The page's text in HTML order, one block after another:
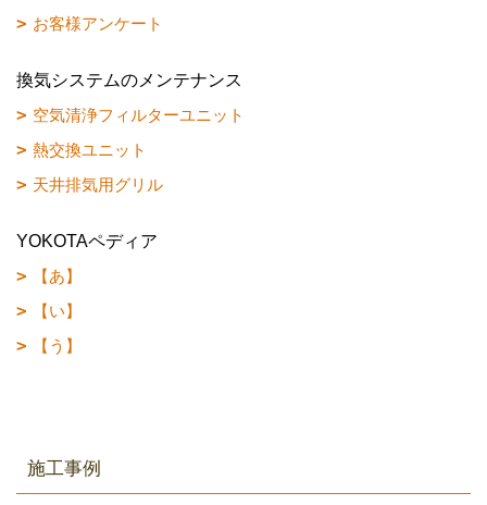
お客様アンケート
換気システムのメンテナンス
空気清浄フィルターユニット
熱交換ユニット
天井排気用グリル
YOKOTAペディア
【あ】
【い】
【う】
施工事例